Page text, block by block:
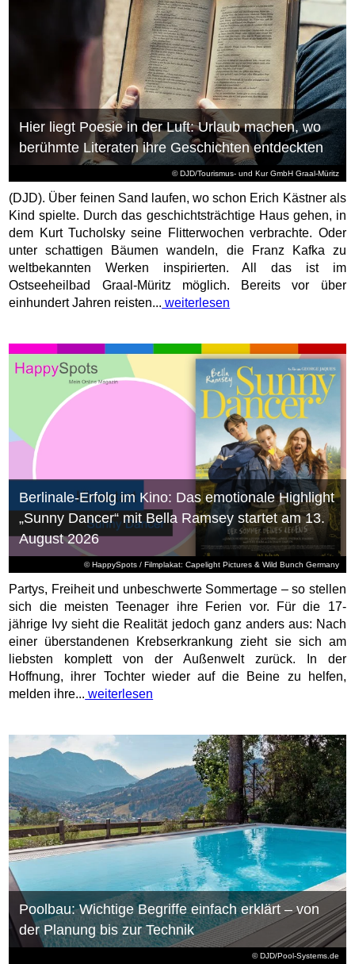
© DJD/Tourismus- und Kur GmbH Graal-Müritz
Hier liegt Poesie in der Luft: Urlaub machen, wo
berühmte Literaten ihre Geschichten entdeckten
(DJD). Über feinen Sand laufen, wo schon Erich Kästner als
Kind spielte. Durch das geschichtsträchtige Haus gehen, in
dem Kurt Tucholsky seine Flitterwochen verbrachte. Oder
unter schattigen Bäumen wandeln, die Franz Kafka zu
weltbekannten Werken inspirierten. All das ist im
Ostseeheilbad Graal-Müritz möglich. Bereits vor über
einhundert Jahren reisten... weiterlesen
© HappySpots / Filmplakat: Capelight Pictures & Wild Bunch Germany
Berlinale-Erfolg im Kino: Das emotionale Highlight
„Sunny Dancer“ mit Bella Ramsey startet am 13.
August 2026
Partys, Freiheit und unbeschwerte Sommertage – so stellen
sich die meisten Teenager ihre Ferien vor. Für die 17-
jährige Ivy sieht die Realität jedoch ganz anders aus: Nach
einer überstandenen Krebserkrankung zieht sie sich am
liebsten komplett von der Außenwelt zurück. In der
Hoffnung, ihrer Tochter wieder auf die Beine zu helfen,
melden ihre... weiterlesen
© DJD/Pool-Systems.de
Poolbau: Wichtige Begriffe einfach erklärt – von
der Planung bis zur Technik